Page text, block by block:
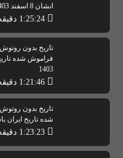
انشان 8 اسفند 1403
تاریخ بدون
1403
تاریخ بدون
شده تاریخ ایران باستان 17